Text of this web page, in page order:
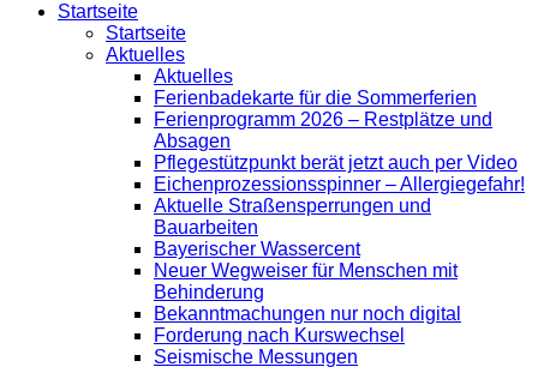
Startseite
Startseite
Aktuelles
Aktuelles
Ferienbadekarte für die Sommerferien
Ferienprogramm 2026 – Restplätze und
Absagen
Pflegestützpunkt berät jetzt auch per Video
Eichenprozessionsspinner – Allergiegefahr!
Aktuelle Straßensperrungen und
Bauarbeiten
Bayerischer Wassercent
Neuer Wegweiser für Menschen mit
Behinderung
Bekanntmachungen nur noch digital
Forderung nach Kurswechsel
Seismische Messungen